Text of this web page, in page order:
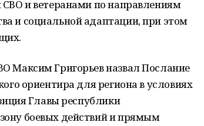
и ветеранами по направлениям
и социальной адаптации, при этом
Максим Григорьев назвал Послание
ориентира для региона в условиях
Главы республики
боевых действий и прямым